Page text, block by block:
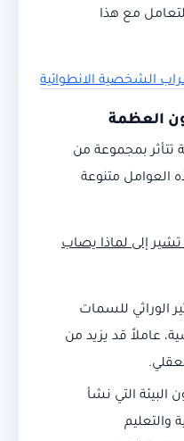
مع هذا
الشخصية الانطوائية
العظمة
تتأثر بمجموعة من
العوامل متنوعة
إلى لماذا يصاب
الوراثي للسمات
عاملاً قد يزيد من
البيئة التي نشأ
والتعليم